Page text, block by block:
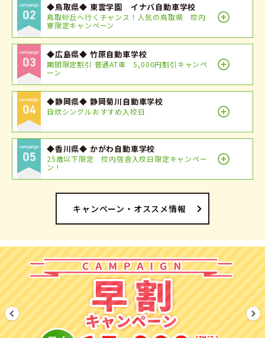
◆鳥取県◆ 東雲学園 イナバ自動車学校
鳥取砂丘へ行くチャンス！人気の鳥取県 校内
寮限定キャンペーン
◆広島県◆ 竹原自動車学校
期間限定割引 普通AT車 5,000円割引キャンペ
ーン
◆静岡県◆ 静岡菊川自動車学校
自炊シングルおすすめ入校日
◆香川県◆ かがわ自動車学校
25歳以下限定 校内宿舎入校日限定キャンペー
ン！
キャンペーン・オススメ情報